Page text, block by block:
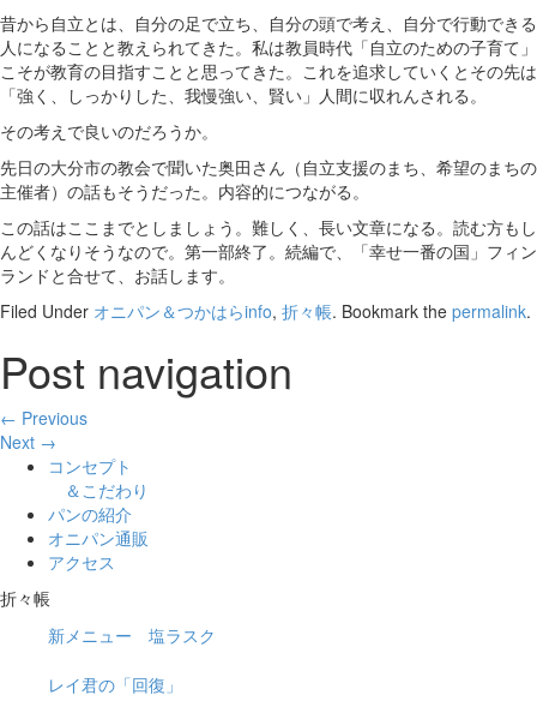
昔から自立とは、自分の足で立ち、自分の頭で考え、自分で行動できる
人になることと教えられてきた。私は教員時代「自立のための子育て」
こそが教育の目指すことと思ってきた。これを追求していくとその先は
「強く、しっかりした、我慢強い、賢い」人間に収れんされる。
その考えで良いのだろうか。
先日の大分市の教会で聞いた奥田さん（自立支援のまち、希望のまちの
主催者）の話もそうだった。内容的につながる。
この話はここまでとしましょう。難しく、長い文章になる。読む方もし
んどくなりそうなので。第一部終了。続編で、「幸せ一番の国」フィン
ランドと合せて、お話します。
Filed Under オニパン＆つかはらinfo, 折々帳. Bookmark the permalink.
Post navigation
← Previous
Next →
コンセプト
＆こだわり
パンの紹介
オニパン通販
アクセス
折々帳
新メニュー 塩ラスク
レイ君の「回復」